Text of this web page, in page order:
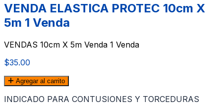
VENDA ELASTICA PROTEC 10cm X
5m 1 Venda
VENDAS 10cm X 5m Venda 1 Venda
$35.00
Agregar al carrito
INDICADO PARA CONTUSIONES Y TORCEDURAS